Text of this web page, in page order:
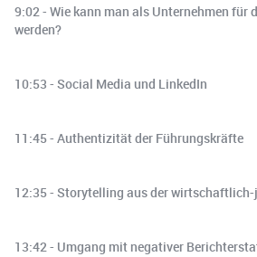
9:02 - Wie kann man als Unternehmen für
werden?
10:53 - Social Media und LinkedIn
11:45 - Authentizität der Führungskräfte
12:35 - Storytelling aus der
13:42 - Umgang mit negativer